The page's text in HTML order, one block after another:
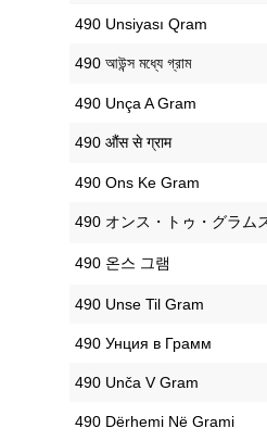
‎490 Unsiyası Qram
‎490 আউন্স মধ্যে গ্রাম
‎490 Unça A Gram
‎490 औंस से ग्राम
‎490 Ons Ke Gram
‎490 オンス・トゥ・グラム
‎490 온스 그램
‎490 Unse Til Gram
‎490 Унция в Грамм
‎490 Unča V Gram
‎490 Dërhemi Në Grami